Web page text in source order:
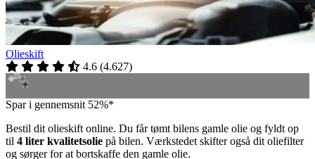
Olieskift
4.6 (4.627)
Spar i gennemsnit 52%*
Bestil dit olieskift online. Du får tømt bilens gamle olie og fyldt op
til 4 liter kvalitetsolie på bilen. Værkstedet skifter også dit oliefilter
og sørger for at bortskaffe den gamle olie.